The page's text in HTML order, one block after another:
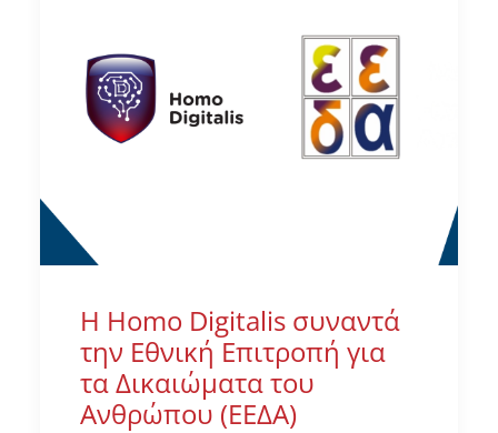
Η Homo Digitalis συναντά
την Εθνική Επιτροπή για
τα Δικαιώματα του
Ανθρώπου (ΕΕΔΑ)